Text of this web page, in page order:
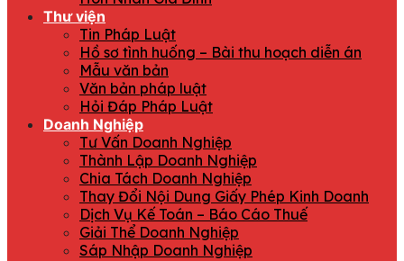
Thư viện
Tin Pháp Luật
Hồ sơ tình huống – Bài thu hoạch diễn án
Mẫu văn bản
Văn bản pháp luật
Hỏi Đáp Pháp Luật
Doanh Nghiệp
Tư Vấn Doanh Nghiệp
Thành Lập Doanh Nghiệp
Chia Tách Doanh Nghiệp
Thay Đổi Nội Dung Giấy Phép Kinh Doanh
Dịch Vụ Kế Toán – Báo Cáo Thuế
Giải Thể Doanh Nghiệp
Sáp Nhập Doanh Nghiệp